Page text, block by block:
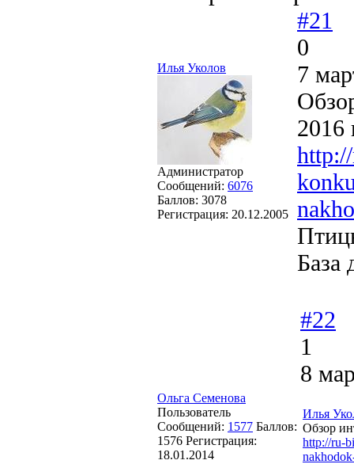
Илья Уколов
Администратор
Сообщений: 6076
Баллов: 3078
Регистрация: 20.12.2005
#21
0
7
2016
База
Ольга Семенова
Пользователь
Сообщений: 1577 Баллов:
1576 Регистрация:
18.01.2014
#22
1
8
Илья
Обзор
http://ru-